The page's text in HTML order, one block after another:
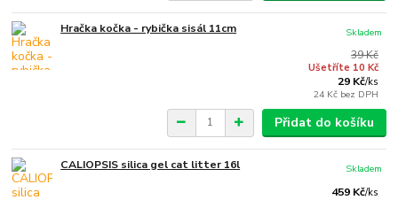
Hračka kočka - rybička sisál 11cm
39 Kč
Ušetříte 10 Kč
29 Kč/ks
24 Kč bez DPH
Skladem
Přidat do košíku
CALIOPSIS silica gel cat litter 16l
459 Kč/ks
Skladem